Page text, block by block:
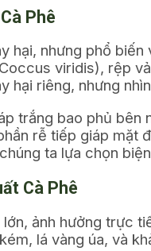
Phê
hại, nhưng phổ
viridis), rệp
hại riêng, nhưng
trắng bao phủ
rễ tiếp giáp mặt
ta lựa chọn
Cà Phê
ảnh hưởng trực
lá vàng úa, và